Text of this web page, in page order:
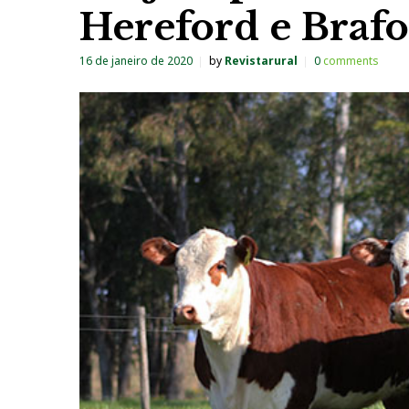
Hereford e
16 de janeiro de 2020 by Revistarural 0comments